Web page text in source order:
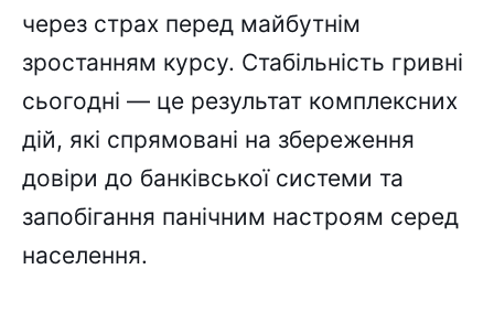
через страх перед майбутнім
зростанням курсу. Стабільність гривні
сьогодні — це результат комплексних
дій, які спрямовані на збереження
довіри до банківської системи та
запобігання панічним настроям серед
населення.